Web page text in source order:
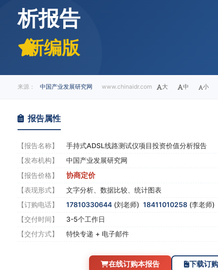
析报告
新编版
来源： 中国产业发展研究网 www.chinaidr.com 大 中 小
报告属性
【报告名称】
手持式ADSL线路测试仪项目投资价值分析报告
【发布机构】
中国产业发展研究网
【报告价格】
协商定价
【表现形式】
文字分析、数据比较、统计图表
【订购电话】
17810330644 (刘老师) 18411010258 (李老师)
【交付时间】
3-5个工作日
【交付方式】
特快专递 + 电子邮件
在线订购本报告 下载订